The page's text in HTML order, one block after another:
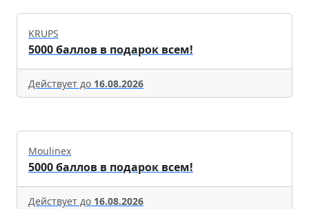
KRUPS
5000 баллов в подарок всем!
Действует до 16.08.2026
Moulinex
5000 баллов в подарок всем!
Действует до 16.08.2026